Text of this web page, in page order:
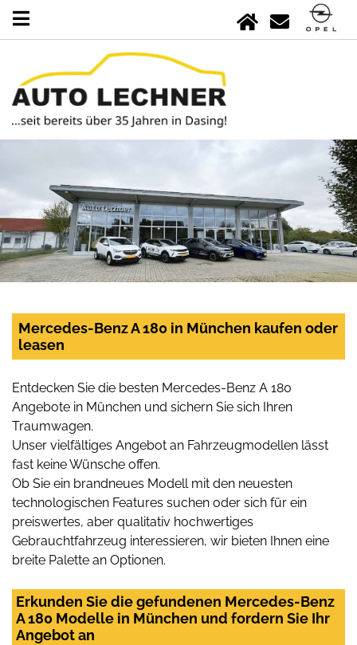
Mercedes-Benz A 180 in München kaufen oder
leasen
Entdecken Sie die besten Mercedes-Benz A 180
Angebote in München und sichern Sie sich Ihren
Traumwagen.
Unser vielfältiges Angebot an Fahrzeugmodellen lässt
fast keine Wünsche offen.
Ob Sie ein brandneues Modell mit den neuesten
technologischen Features suchen oder sich für ein
preiswertes, aber qualitativ hochwertiges
Gebrauchtfahrzeug interessieren, wir bieten Ihnen eine
breite Palette an Optionen.
Erkunden Sie die gefundenen Mercedes-Benz
A 180 Modelle in München und fordern Sie Ihr
Angebot an